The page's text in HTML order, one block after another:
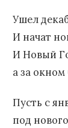
Ушел
И начат
И Новый
а за окном
Пусть с
под